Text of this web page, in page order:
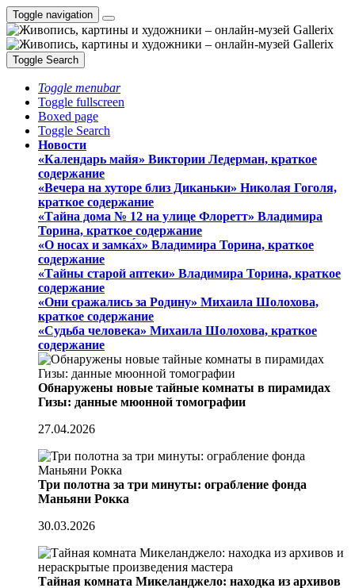
Toggle navigation
Toggle Search
Toggle menubar
Toggle fullscreen
Boxed page
Toggle Search
Новости
«Календарь майя» Виктории Ледерман, краткое
содержание
«Вечера на хуторе близ Диканьки» Николая Гоголя,
краткое содержание
«Тайна дома № 12 на улице Флоретт» Владимира
Торина, краткое содержание
«О носах и замка́х» Владимира Торина, краткое
содержание
«Тайны старой аптеки» Владимира Торина, краткое
содержание
«Они сражались за Родину» Михаила Шолохова,
краткое содержание
«Судьба человека» Михаила Шолохова, краткое
содержание
Обнаружены новые тайные комнаты в пирамидах
Гизы: данные мюонной томографии
27.04.2026
Три полотна за три минуты: ограбление фонда
Маньяни Рокка
30.03.2026
Тайная комната Микеланджело: находка из архивов